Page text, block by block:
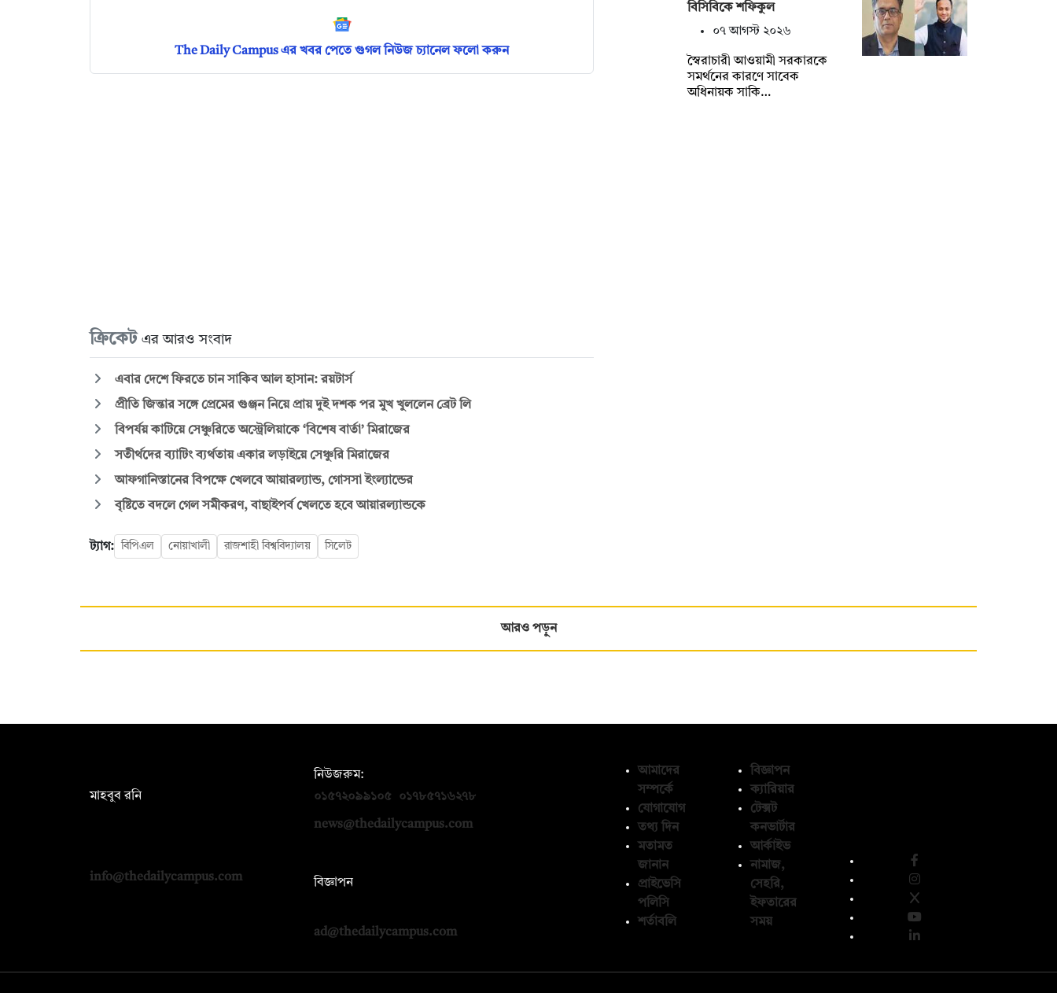
The Daily Campus এর খবর পেতে গুগল নিউজ চ্যানেল ফলো করুন
ক্রিকেট এর আরও সংবাদ
এবার দেশে ফিরতে চান সাকিব আল হাসান: রয়টার্স
প্রীতি জিন্তার সঙ্গে প্রেমের গুঞ্জন নিয়ে প্রায় দুই দশক পর মুখ খুললেন ব্রেট লি
বিপর্যয় কাটিয়ে সেঞ্চুরিতে অস্ট্রেলিয়াকে ‘বিশেষ বার্তা’ মিরাজের
সতীর্থদের ব্যাটিং ব্যর্থতায় একার লড়াইয়ে সেঞ্চুরি মিরাজের
আফগানিস্তানের বিপক্ষে খেলবে আয়ারল্যান্ড, গোসসা ইংল্যান্ডের
বৃষ্টিতে বদলে গেল সমীকরণ, বাছাইপর্ব খেলতে হবে আয়ারল্যান্ডকে
ট্যাগ: বিপিএল নোয়াখালী রাজশাহী বিশ্ববিদ্যালয় সিলেট
বিসিবিকে শফিকুল
০৭ আগস্ট ২০২৬
স্বৈরাচারী আওয়ামী সরকারকে
সমর্থনের কারণে সাবেক
অধিনায়ক সাকি…
আরও পড়ুন
মাহবুব রনি
info@thedailycampus.com
নিউজরুম:
০১৫৭২০৯৯১০৫
০১৭৮৫৭১৬২৭৮
news@thedailycampus.com
বিজ্ঞাপন
ad@thedailycampus.com
আমাদের
সম্পর্কে
যোগাযোগ
তথ্য দিন
মতামত
জানান
প্রাইভেসি
পলিসি
শর্তাবলি
বিজ্ঞাপন
ক্যারিয়ার
টেক্সট
কনভার্টার
আর্কাইভ
নামাজ,
সেহরি,
ইফতারের
সময়
© কপিরাইট 2026, দ্য ডেইলি ক্যাম্পাস লিমিটেড